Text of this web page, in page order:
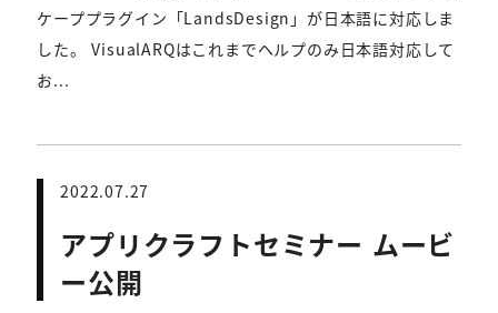
ケーププラグイン「LandsDesign」が日本語に対応しま
した。 VisualARQはこれまでヘルプのみ日本語対応して
お...
2022.07.27
アプリクラフトセミナー ムービ
ー公開